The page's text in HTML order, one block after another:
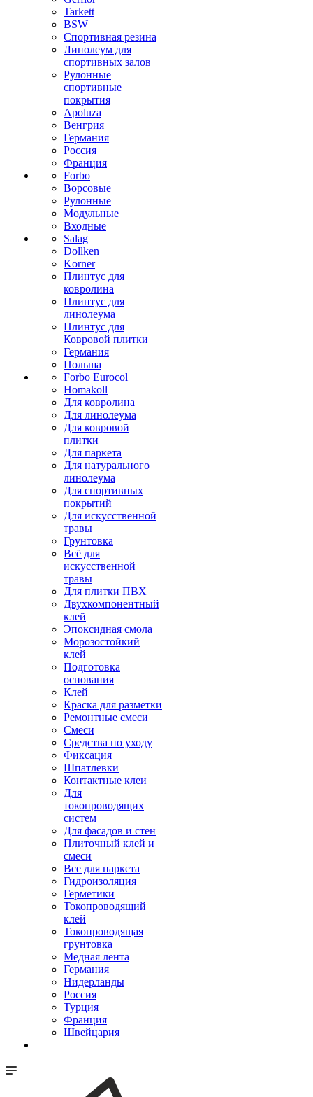
Tarkett
BSW
Спортивная резина
Линолеум для
спортивных залов
Рулонные
спортивные
покрытия
Apoluza
Венгрия
Германия
Россия
Франция
Forbo
Ворсовые
Рулонные
Модульные
Входные
Salag
Dollken
Korner
Плинтус для
ковролина
Плинтус для
линолеума
Плинтус для
Ковровой плитки
Германия
Польша
Forbo Eurocol
Homakoll
Для ковролина
Для линолеума
Для ковровой
плитки
Для паркета
Для натурального
линолеума
Для спортивных
покрытий
Для искусственной
травы
Грунтовка
Всё для
искусственной
травы
Для плитки ПВХ
Двухкомпонентный
клей
Эпоксидная смола
Морозостойкий
клей
Подготовка
основания
Клей
Краска для разметки
Ремонтные смеси
Смеси
Средства по уходу
Фиксация
Шпатлевки
Контактные клеи
Для
токопроводящих
систем
Для фасадов и стен
Плиточный клей и
смеси
Все для паркета
Гидроизоляция
Герметики
Токопроводящий
клей
Токопроводящая
грунтовка
Медная лента
Германия
Нидерланды
Россия
Турция
Франция
Швейцария